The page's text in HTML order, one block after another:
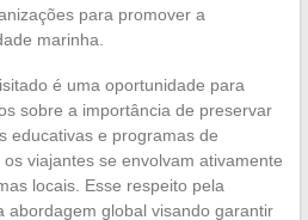
para promover a
marinha.
é uma oportunidade para
sobre a importância de preservar
educativas e programas de
viajantes se envolvam ativamente
locais. Esse respeito pela
abordagem global visando garantir